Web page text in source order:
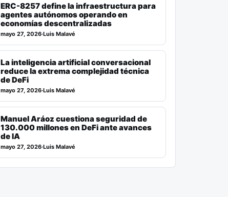
ERC-8257 define la infraestructura para
agentes autónomos operando en
economías descentralizadas
mayo 27, 2026·Luis Malavé
La inteligencia artificial conversacional
reduce la extrema complejidad técnica
de DeFi
mayo 27, 2026·Luis Malavé
Manuel Aráoz cuestiona seguridad de
130.000 millones en DeFi ante avances
de IA
mayo 27, 2026·Luis Malavé